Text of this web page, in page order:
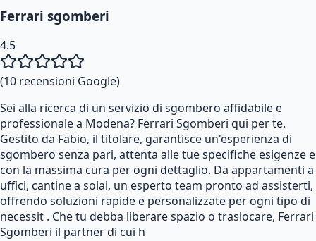
Ferrari sgomberi
4.5
(10 recensioni Google)
Sei alla ricerca di un servizio di sgombero affidabile e
professionale a Modena? Ferrari Sgomberi qui per te.
Gestito da Fabio, il titolare, garantisce un'esperienza di
sgombero senza pari, attenta alle tue specifiche esigenze e
con la massima cura per ogni dettaglio. Da appartamenti a
uffici, cantine a solai, un esperto team pronto ad assisterti,
offrendo soluzioni rapide e personalizzate per ogni tipo di
necessit . Che tu debba liberare spazio o traslocare, Ferrari
Sgomberi il partner di cui h